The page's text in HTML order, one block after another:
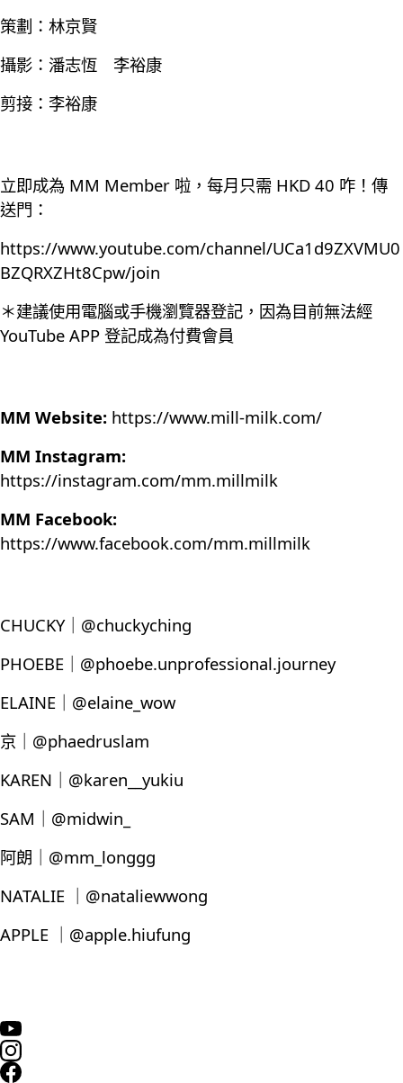
策劃：林京賢
攝影：潘志恆 李裕康
剪接：李裕康
立即成為 MM Member 啦，每月只需 HKD 40 咋！傳
送門：
https://www.youtube.com/channel/UCa1d9ZXVMU0
BZQRXZHt8Cpw/join
＊建議使用電腦或手機瀏覽器登記，因為目前無法經
YouTube APP 登記成為付費會員
MM Website: https://www.mill-milk.com/
MM Instagram:
https://instagram.com/mm.millmilk
MM Facebook:
https://www.facebook.com/mm.millmilk
CHUCKY｜@chuckyching
PHOEBE｜@phoebe.unprofessional.journey
ELAINE｜@elaine_wow
京｜@phaedruslam
KAREN｜@karen__yukiu
SAM｜@midwin_
阿朗｜@mm_longgg
NATALIE ｜@nataliewwong
APPLE ｜@apple.hiufung